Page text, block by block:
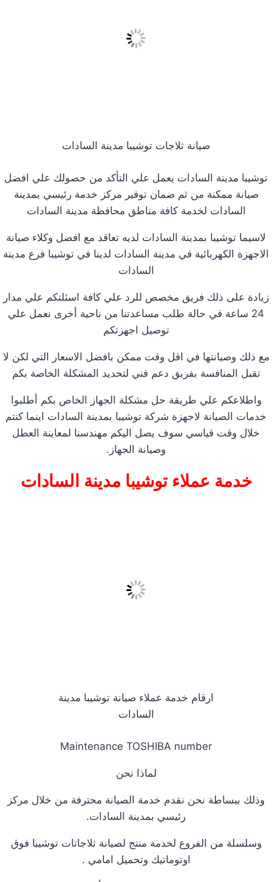
صيانة ثلاجات توشيبا مدينة السادات
توشيبا مدينة السادات يعمل علي التأكد من حصولك علي افضل
صيانة ممكنة من ثم ضمان توفير مركز خدمة رئيسي بمدينة
السادات لخدمة كافة مناطق محافظة مدينة السادات
لاسيما توشيبا بمدينة السادات لديه تعاقد مع افضل وكلاء صيانة
الاجهزة الكهربائية في مدينة السادات لدينا في توشيبا فرع مدينة
السادات
زيادة على ذلك فريق مخصص للرد علي كافة اسئلتكم علي مدار
24 ساعة في حالة طلب مساعدتنا من ناحية أخرى نعمل علي
توصيل اجهزتكم
مع ذلك وصيانتها في اقل وقت ممكن بافضل الاسعار التي لكن لا
تقبل المنافسة بفريق دعم فني لتحديد المشكلة الخاصة بكم
واطلاعكم علي طريقة حل مشكلة الجهاز الخاص بكم أطلبوا
خدمات الصيانة لاجهزة شركة توشيبا بمدينة السادات اينما كنتم
خلال وقت قياسي سوف يصل اليكم مهندسنا لمعاينة العطل
وصيانة الجهاز.
خدمة عملاء توشيبا مدينة السادات
ارقام خدمة عملاء صيانة توشيبا مدينة
السادات
Maintenance TOSHIBA number
لماذا نحن
وذلك ببساطة نحن نقدم خدمة الصيانة محترفة من خلال مركز
رئيسي بمدينة السادات.
وسلسلة من الفروع لخدمة منتج لصيانة ثلاجاتات توشيبا فوق
اوتوماتيك وتحميل امامي .